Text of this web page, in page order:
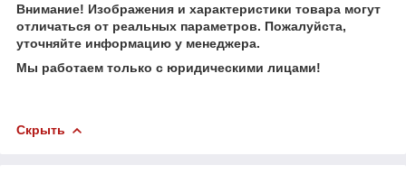
Внимание! Изображения и характеристики товара могут
отличаться от реальных параметров. Пожалуйста,
уточняйте информацию у менеджера.
Мы работаем только с юридическими лицами!
Скрыть